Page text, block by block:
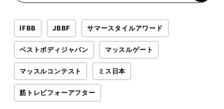
IFBB JBBF サマースタイルアワード
ベストボディジャパン マッスルゲート
マッスルコンテスト ミス日本
筋トレビフォーアフター